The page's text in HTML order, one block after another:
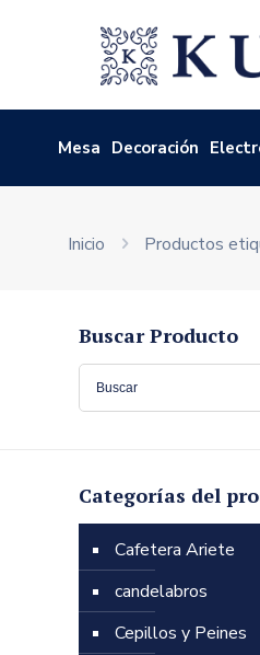
Mesa Decoración
Inicio Productos
Buscar Producto
Categorías del
Cafetera Ariete
candelabros
Cepillos y Peines